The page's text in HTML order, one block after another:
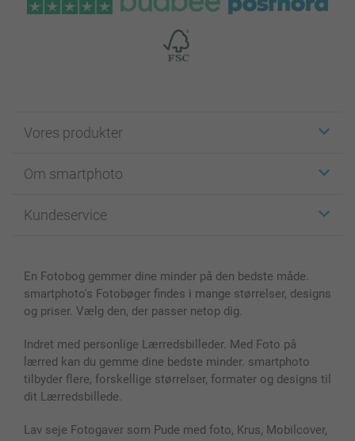
Vores produkter
Fotokort
Fotobøger
Cover til mobil & tablet
MyNameBook
Fotorammer & Tilbehør
Alle fotoprodukter
Om smartphoto
For affiliate
Sitemap
Betingelser og garantier
Kundeservice
smartbonus
Priser & betaling
En Fotobog gemmer dine minder på den bedste måde.
smartphoto's Fotobøger findes i mange størrelser, designs
og priser. Vælg den, der passer netop dig.
Indret med personlige Lærredsbilleder. Med Foto på
lærred kan du gemme dine bedste minder. smartphoto
tilbyder flere, forskellige størrelser, formater og designs til
dit Lærredsbillede.
Lav seje Fotogaver som Pude med foto, Krus, Mobilcover,